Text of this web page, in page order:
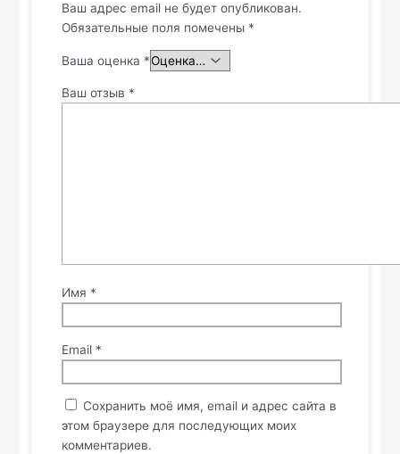
Ваш адрес email не будет опубликован.
Обязательные поля помечены *
Ваша оценка *
Ваш отзыв *
Имя *
Email *
Сохранить моё имя, email и адрес сайта в
этом браузере для последующих моих
комментариев.